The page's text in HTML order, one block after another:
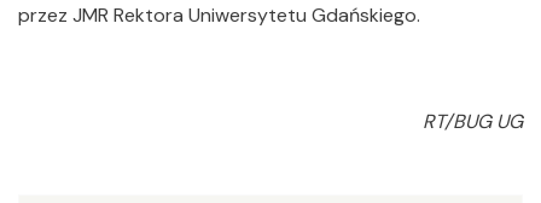
przez JMR Rektora Uniwersytetu Gdańskiego.
RT/BUG UG